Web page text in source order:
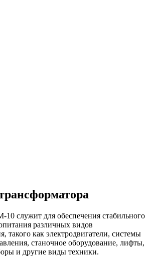
служит для обеспечения стабильного
различных видов
такого как электродвигатели, системы
станочное оборудование, лифты,
и другие виды техники.